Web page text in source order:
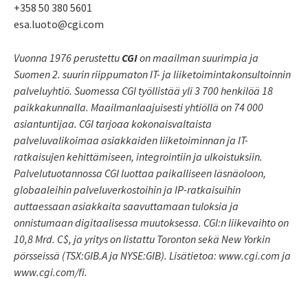
+358 50 380 5601
esa.luoto@cgi.com
Vuonna 1976 perustettu CGIon maailman suurimpia ja
Suomen 2. suurin riippumaton IT- ja liiketoimintakonsultoinnin
palveluyhtiö. Suomessa CGI työllistää yli 3 700 henkilöä 18
paikkakunnalla. Maailmanlaajuisesti yhtiöllä on 74 000
asiantuntijaa. CGI tarjoaa kokonaisvaltaista
palveluvalikoimaa asiakkaiden liiketoiminnan ja IT-
ratkaisujen kehittämiseen, integrointiin ja ulkoistuksiin.
Palvelutuotannossa CGI luottaa paikalliseen läsnäoloon,
globaaleihin palveluverkostoihin ja IP-ratkaisuihin
auttaessaan asiakkaita saavuttamaan tuloksia ja
onnistumaan digitaalisessa muutoksessa. CGI:n liikevaihto on
10,8 Mrd. C$, ja yritys on listattu Toronton sekä New Yorkin
pörsseissä (TSX:GIB.A ja NYSE:GIB). Lisätietoa: www.cgi.com ja
www.cgi.com/fi.